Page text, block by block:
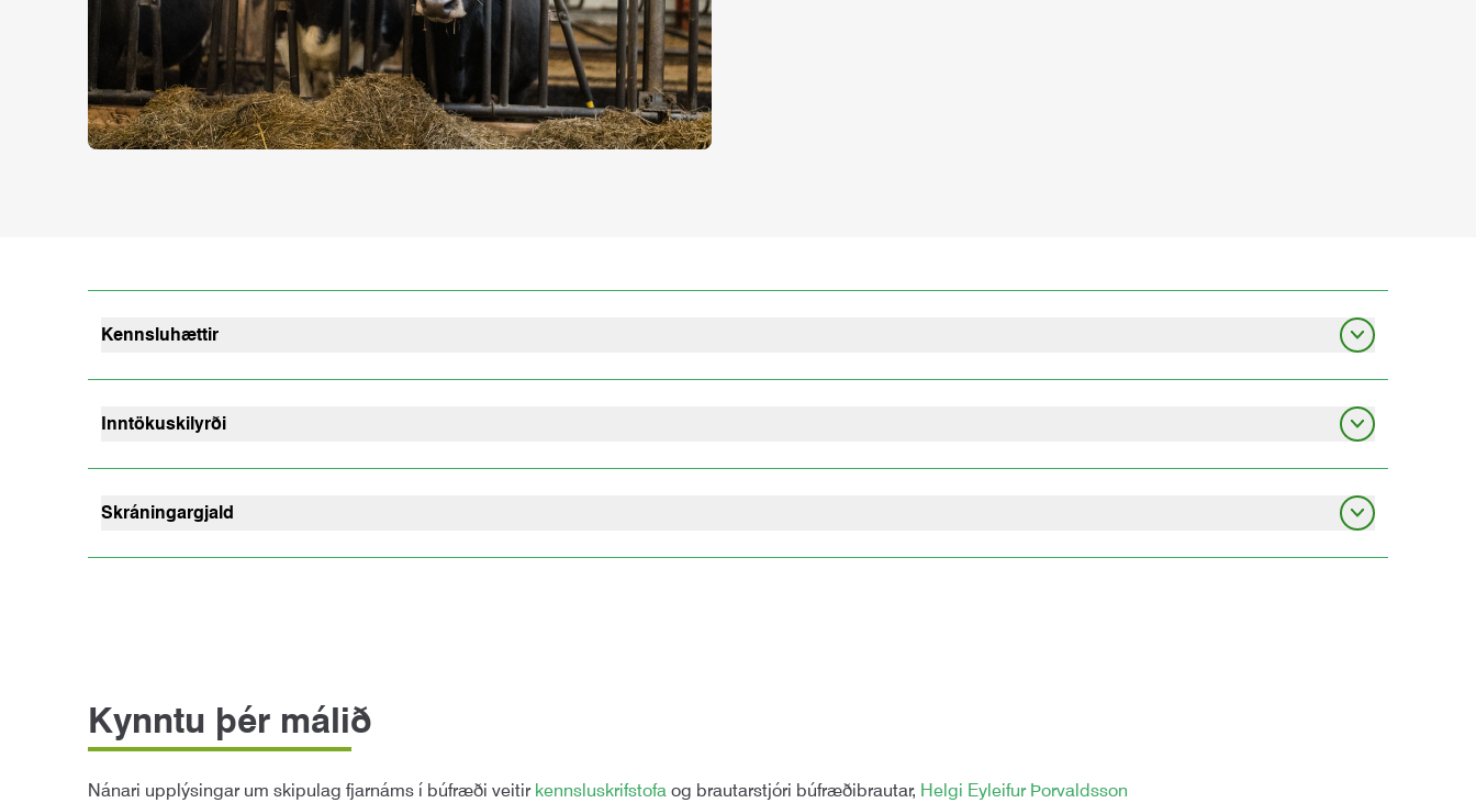
Kennsluhættir
búfræðinámsins eru kenndir á námskeiðum sem haldin eru eftir þörfum á Hvanneyri. Reynt er að stytta eins og mögulegt er fjarveru nemenda frá búum sínum.
Nánara skipulag þessa þáttar námsins er kynnt við upphaf hverrar annar.
Inntökuskilyrði
Mikilvægt er að í umsókn komi fram allar upplýsingar um fyrra nám og starfsreynslu. Umsækjendur verða teknir í viðtöl áður en þeir eru teknir inn í námið.
Skráningargjald
Kynntu þér málið
Nánari upplýsingar um skipulag fjarnáms í búfræði veitir kennsluskrifstofa og brautarstjóri búfræðibrautar, Helgi Eyleifur Þorvaldsson